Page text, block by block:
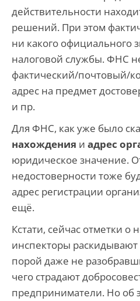
действительности
решений. При этом
ни какого официального
налоговой службы. ФНС
фактический/почтовый/
адрес на предмет
и пр.
Для ФНС, как уже было
нахождения и адрес
юридическое значение.
недостоверности тоже
адрес регистрации
ещё.
Кстати, сейчас отметки о
инспекторы
порой даже не
чего страдают
предприниматели. Но об